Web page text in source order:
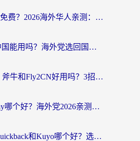
Mac翻墙回国免费？2026海外华人亲测：从CCTV5直播到国内APP，这样选加速器才靠谱
Proton VPN中国能用吗？海外党选回国加速器的避坑指南（附番茄加速器实测）
海外党必看：斧牛和Fly2CN好用吗？3招教你选对回国加速器（附免费试用攻略）
斧牛和OurPlay哪个好？海外党2026亲测：选对加速器，国内资源秒加载
海外党纠结Quickback和Kuyo哪个好？选对回国加速器才能无缝刷国内资源